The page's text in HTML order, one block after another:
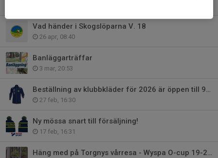
Vad händer i Skogslöparna V. 18
26 apr, 08:40
Banläggarträffar
3 mar, 20:53
Beställning av klubbkläder för 2026 är öppen till 9 mars!!
27 feb, 16:30
Ny mössa snart till försäljning!
17 feb, 16:31
Häng med på Torgnys vårresa - Wyspa O-cup 19-24/3